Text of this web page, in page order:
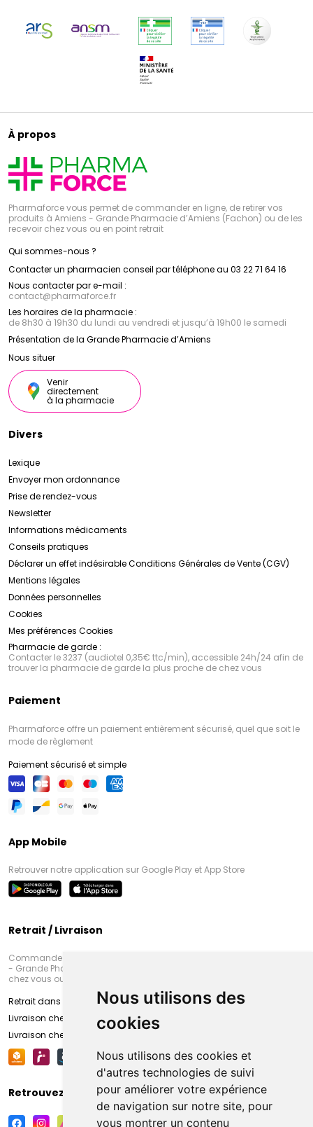
Nous utilisons des
cookies
Nous utilisons des cookies et
d'autres technologies de suivi
pour améliorer votre expérience
de navigation sur notre site, pour
vous montrer un contenu
À propos
Pharmaforce vous permet de commander en ligne, de retirer vos
produits à Amiens - Grande Pharmacie d’Amiens (Fachon) ou de les
recevoir chez vous ou en point retrait
Qui sommes-nous ?
Contacter un pharmacien conseil par téléphone au 03 22 71 64 16
Nous contacter par e-mail :
contact@pharmaforce.fr
Les horaires de la pharmacie :
de 8h30 à 19h30 du lundi au vendredi et jusqu’à 19h00 le samedi
Présentation de la Grande Pharmacie d’Amiens
Nous situer
Venir
directement
à la pharmacie
Divers
Lexique
Envoyer mon ordonnance
Prise de rendez-vous
Newsletter
Informations médicaments
Conseils pratiques
Déclarer un effet indésirableConditions Générales de Vente (CGV)
Mentions légales
Données personnelles
Cookies
Mes préférences Cookies
Pharmacie de garde :
Contacter le 3237 (audiotel 0,35€ ttc/min), accessible 24h/24 afin de
trouver la pharmacie de garde la plus proche de chez vous
Paiement
Pharmaforce offre un paiement entièrement sécurisé, quel que soit le
mode de règlement
Paiement sécurisé et simple
App Mobile
Retrouver notre application sur Google Play et App Store
Retrait / Livraison
Commandez en ligne et venez chercher votre commande à Amiens
- Grande Pharmacie d’Amiens (Fachon) ou recevez-là rapidement
chez vous ou en point retrait
Retrait dans la pharmacie d’Amiens
Livraison chez vous
Livraison chez votre commerçant
Retrouvez-nous sur vos réseaux sociaux